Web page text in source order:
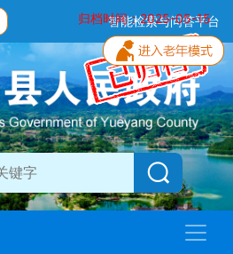
归档时间：2025-05-15
智能检索与问答平台